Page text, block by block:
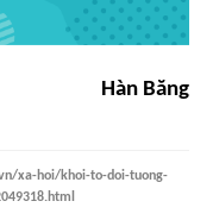
Hàn Băng
xa-hoi/khoi-to-doi-tuong-